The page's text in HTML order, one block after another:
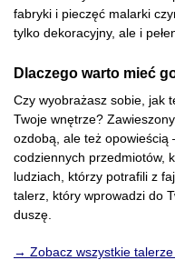
fabryki i pieczęć malarki
tylko dekoracyjny, ale i
Dlaczego warto mieć
Czy wyobrażasz sobie, jak
Twoje wnętrze?
ozdobą, ale też opowieścią
codziennych przedmiotów,
ludziach, którzy potrafili z
talerz, który wprowadzi do
duszę.
→ Zobacz wszystkie